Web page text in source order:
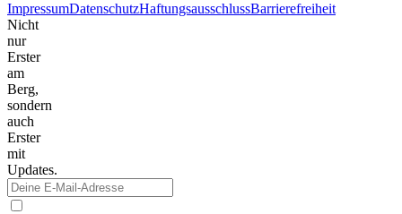
ImpressumDatenschutzHaftungsausschlussBarrierefreiheit
Nicht
nur
Erster
am
Berg,
sondern
auch
Erster
mit
Updates.